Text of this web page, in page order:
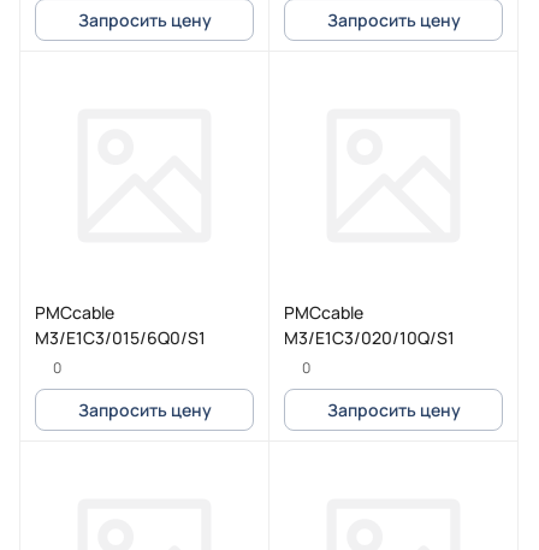
Запросить цену Запросить цену
PMCcable
M3/E1C3/015/6Q0/S1
0
Запросить цену
PMCcable
M3/E1C3/020/10Q/S1
0
Запросить цену